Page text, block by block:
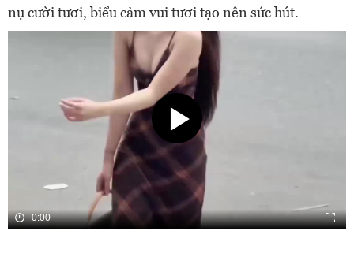
nụ cười tươi, biểu cảm vui tươi tạo nên sức hút.
0:00